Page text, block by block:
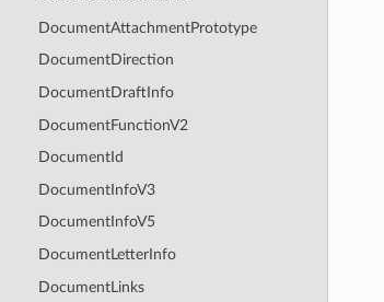
DocumentAttachmentPrototype
DocumentDirection
DocumentDraftInfo
DocumentFunctionV2
DocumentId
DocumentInfoV3
DocumentInfoV5
DocumentLetterInfo
DocumentLinks